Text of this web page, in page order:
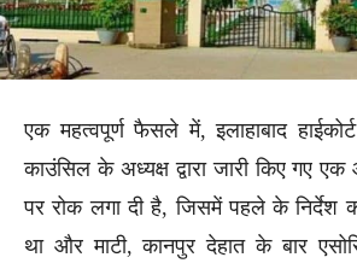
एक महत्वपूर्ण फैसले में, इलाहाबाद
काउंसिल के अध्यक्ष द्वारा जारी किए गए
पर रोक लगा दी है, जिसमें पहले के निर्देश
था और माटी, कानपुर देहात के बार